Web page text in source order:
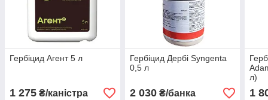
Гербіцид Агент 5 л
1 275 ₴/каністра
Гербіцид Дербі Syngenta
0,5 л
2 030₴/банка
л)
1